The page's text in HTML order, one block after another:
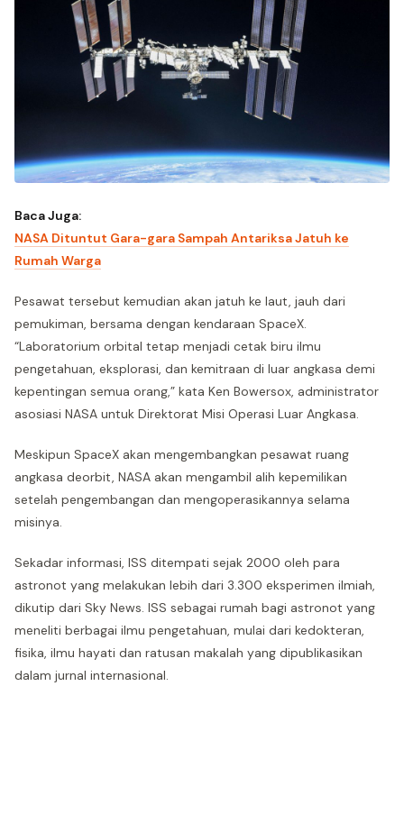
Baca Juga:
NASA Dituntut Gara-gara Sampah Antariksa Jatuh ke
Rumah Warga
Pesawat tersebut kemudian akan jatuh ke laut, jauh dari
pemukiman, bersama dengan kendaraan SpaceX.
“Laboratorium orbital tetap menjadi cetak biru ilmu
pengetahuan, eksplorasi, dan kemitraan di luar angkasa demi
kepentingan semua orang,” kata Ken Bowersox, administrator
asosiasi NASA untuk Direktorat Misi Operasi Luar Angkasa.
Meskipun SpaceX akan mengembangkan pesawat ruang
angkasa deorbit, NASA akan mengambil alih kepemilikan
setelah pengembangan dan mengoperasikannya selama
misinya.
Sekadar informasi, ISS ditempati sejak 2000 oleh para
astronot yang melakukan lebih dari 3.300 eksperimen ilmiah,
dikutip dari Sky News. ISS sebagai rumah bagi astronot yang
meneliti berbagai ilmu pengetahuan, mulai dari kedokteran,
fisika, ilmu hayati dan ratusan makalah yang dipublikasikan
dalam jurnal internasional.